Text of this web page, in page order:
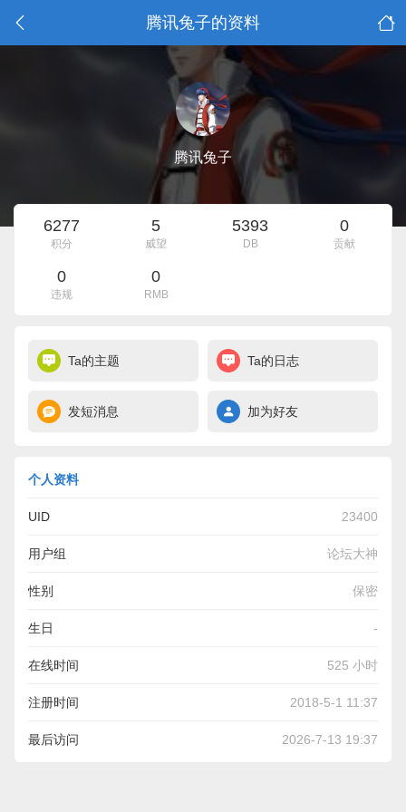
腾讯兔子的资料
腾讯兔子
6277
积分
5
威望
5393
DB
0
贡献
0
违规
0
RMB
Ta的主题 Ta的日志
发短消息 加为好友
个人资料
UID 23400
用户组 论坛大神
性别 保密
生日 -
在线时间 525 小时
注册时间 2018-5-1 11:37
最后访问 2026-7-13 19:37